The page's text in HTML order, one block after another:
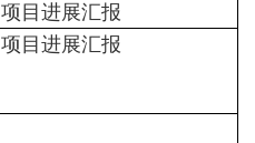
项目进展汇报
项目进展汇报